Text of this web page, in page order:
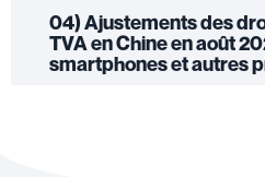
04) Ajustements des
TVA en Chine en août
smartphones et autres